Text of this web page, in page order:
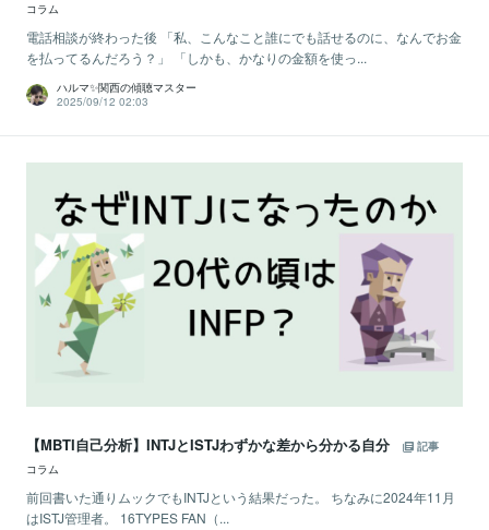
コラム
電話相談が終わった後 「私、こんなこと誰にでも話せるのに、なんでお金
を払ってるんだろう？」 「しかも、かなりの金額を使っ...
ハルマ✨関西の傾聴マスター
2025/09/12 02:03
【MBTI自己分析】INTJとISTJわずかな差から分かる自分
記事
コラム
前回書いた通りムックでもINTJという結果だった。 ちなみに2024年11月
はISTJ管理者。 16TYPES FAN（...